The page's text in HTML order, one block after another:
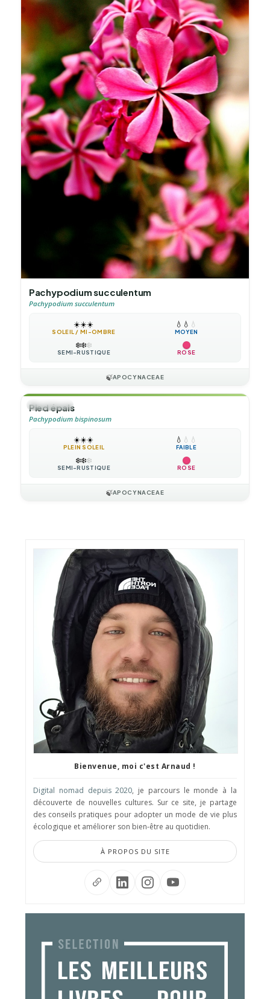
Pachypodium succulentum
Pachypodium succulentum
☀️☀️☀️
SOLEIL / MI-OMBRE
💧 💧 💧
MOYEN
❄️❄️❄️
SEMI-RUSTIQUE ROSE
🍃APOCYNACEAE
🌲ARBUSTE
Pied épais
Pachypodium bispinosum
☀️☀️☀️
PLEIN SOLEIL
💧 💧 💧
FAIBLE
❄️❄️❄️
SEMI-RUSTIQUE ROSE
🍃APOCYNACEAE
Bienvenue, moi c'est Arnaud !
Digital nomad depuis 2020, je parcours le monde à la
découverte de nouvelles cultures. Sur ce site, je partage
des conseils pratiques pour adopter un mode de vie plus
écologique et améliorer son bien-être au quotidien.
À PROPOS DU SITE